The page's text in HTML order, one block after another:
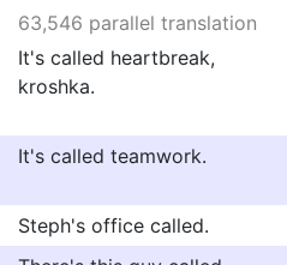
63,546 parallel translation
It's called heartbreak,
kroshka.
It's called teamwork.
Steph's office called.